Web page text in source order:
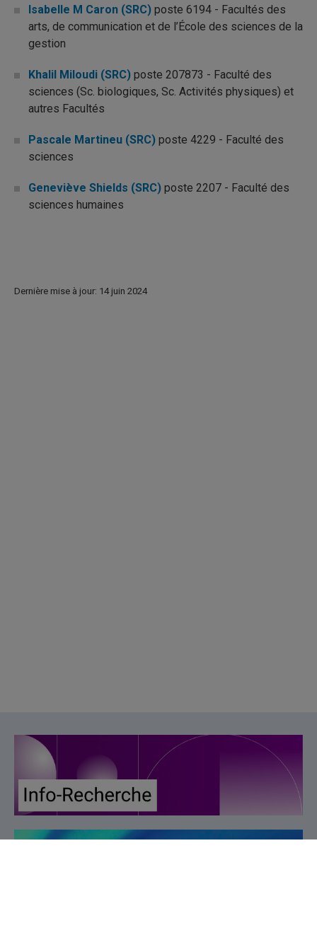
Isabelle M Caron (SRC) poste 6194 - Facultés des
arts, de communication et de l’École des sciences de la
gestion
Khalil Miloudi (SRC) poste 207873 - Faculté des
sciences (Sc. biologiques, Sc. Activités physiques) et
autres Facultés
Pascale Martineu (SRC) poste 4229 - Faculté des
sciences
Geneviève Shields (SRC) poste 2207 - Faculté des
sciences humaines
Dernière mise à jour: 14 juin 2024